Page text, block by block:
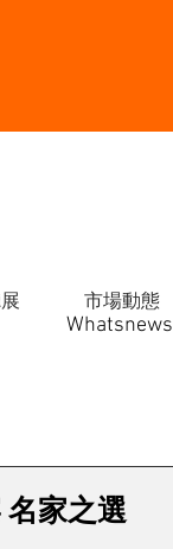
市場動態
Whatsnews
家之選